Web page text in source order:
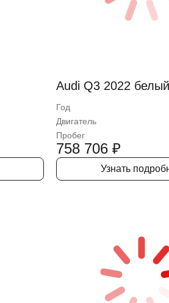
Audi Q3 2022 белый
Год
Двигатель
Пробег
758 706 ₽
Узнать